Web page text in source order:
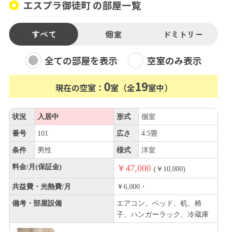
エスプラ御徒町 の部屋一覧
すべて 個室 ドミトリー
全ての部屋を表示 空室のみ表示
現在の空室： 0室（全19室中）
状況 入居中 形式 個室
番号 101 広さ 4.5畳
条件 男性 様式 洋室
料金/月(保証金) ￥47,000 (￥10,000)
共益費・光熱費/月 ￥6,000・
備考・部屋設備
エアコン、ベッド、机、椅
子、ハンガーラック、冷蔵庫